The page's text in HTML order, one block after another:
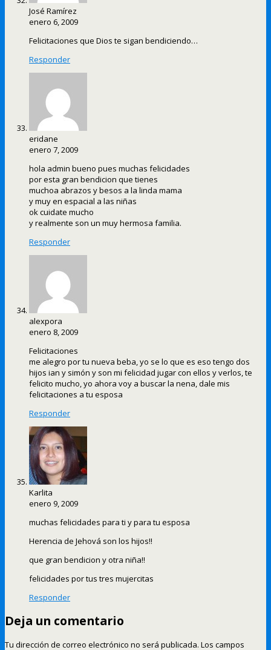
José Ramírez
enero 6, 2009
Felicitaciones que Dios te sigan bendiciendo…
Responder
eridane
enero 7, 2009
hola admin bueno pues muchas felicidades
por esta gran bendicion que tienes
muchoa abrazos y besos a la linda mama
y muy en espacial a las niñas
ok cuidate mucho
y realmente son un muy hermosa familia.
Responder
alexpora
enero 8, 2009
Felicitaciones
me alegro por tu nueva beba, yo se lo que es eso tengo dos
hijos ian y simón y son mi felicidad jugar con ellos y verlos, te
felicito mucho, yo ahora voy a buscar la nena, dale mis
felicitaciones a tu esposa
Responder
Karlita
enero 9, 2009
muchas felicidades para ti y para tu esposa
Herencia de Jehová son los hijos!!
que gran bendicion y otra niña!!
felicidades por tus tres mujercitas
Responder
Deja un comentario
Tu dirección de correo electrónico no será publicada. Los campos